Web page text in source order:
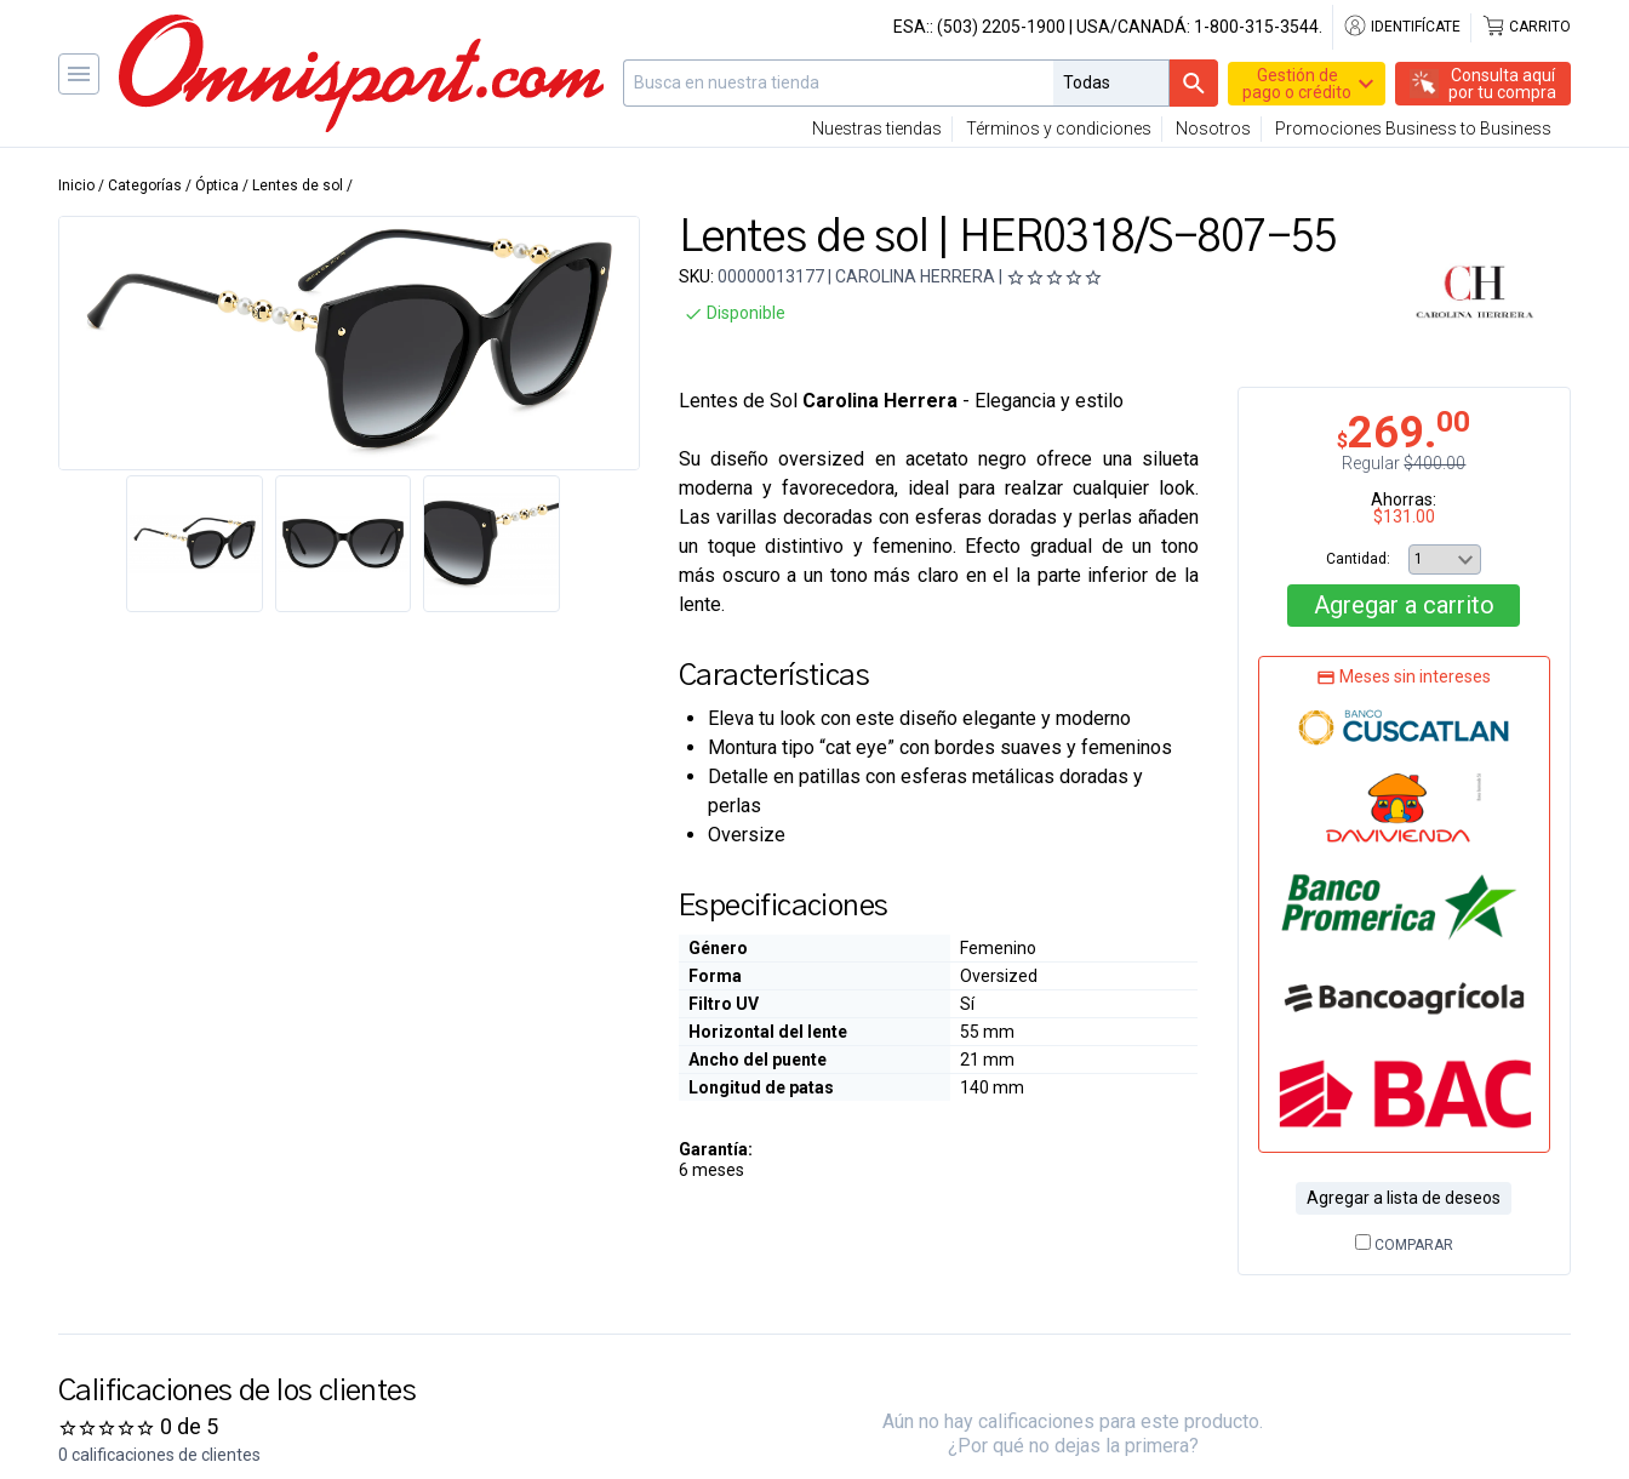
ESA:: (503) 2205-1900 | USA/CANADÁ: 1-800-315-3544. IDENTIFÍCATE CARRITO
Gestión de
pago o crédito
Consulta aquí
por tu compra
Nuestras tiendas
Términos y condiciones Nosotros Promociones Business to Business
Inicio / Categorías / Óptica / Lentes de sol /
Lentes de sol | HER0318/S-807-55
SKU: 00000013177 | CAROLINA HERRERA |
Disponible
$269.00
Regular$400.00
Ahorras:
$131.00
Cantidad:
Agregar a carrito
Meses sin intereses
Agregar a lista de deseos
COMPARAR
Lentes de Sol Carolina Herrera - Elegancia y estilo
Su diseño oversized en acetato negro ofrece una silueta
moderna y favorecedora, ideal para realzar cualquier look.
Las varillas decoradas con esferas doradas y perlas añaden
un toque distintivo y femenino. Efecto gradual de un tono
más oscuro a un tono más claro en el la parte inferior de la
lente.
Características
Eleva tu look con este diseño elegante y moderno
Montura tipo “cat eye” con bordes suaves y femeninos
Detalle en patillas con esferas metálicas doradas y
perlas
Oversize
Especificaciones
Género
Femenino
Forma
Oversized
Filtro UV
Sí
Horizontal del lente
55 mm
Ancho del puente
21 mm
Longitud de patas
140 mm
Garantía:
6 meses
Calificaciones de los clientes
0 de 5
0 calificaciones de clientes
Aún no hay calificaciones para este producto.
¿Por qué no dejas la primera?